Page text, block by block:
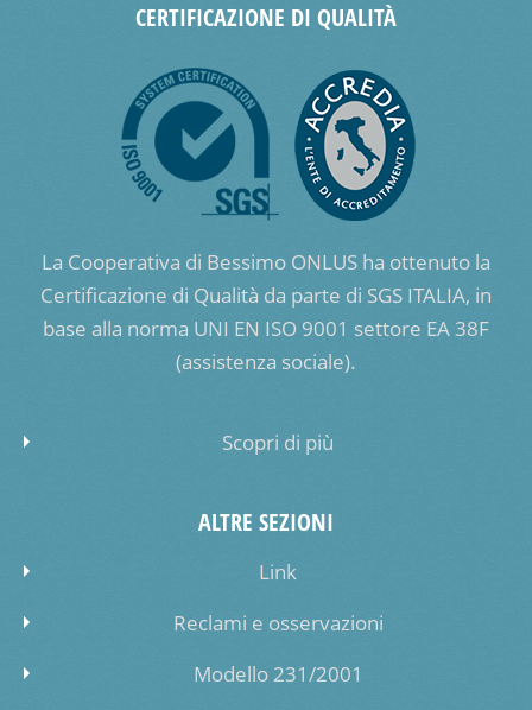
CERTIFICAZIONE DI QUALITÀ
La Cooperativa di Bessimo ONLUS ha ottenuto la
Certificazione di Qualità da parte di SGS ITALIA, in
base alla norma UNI EN ISO 9001 settore EA 38F
(assistenza sociale).
Scopri di più
ALTRE SEZIONI
Link
Reclami e osservazioni
Modello 231/2001